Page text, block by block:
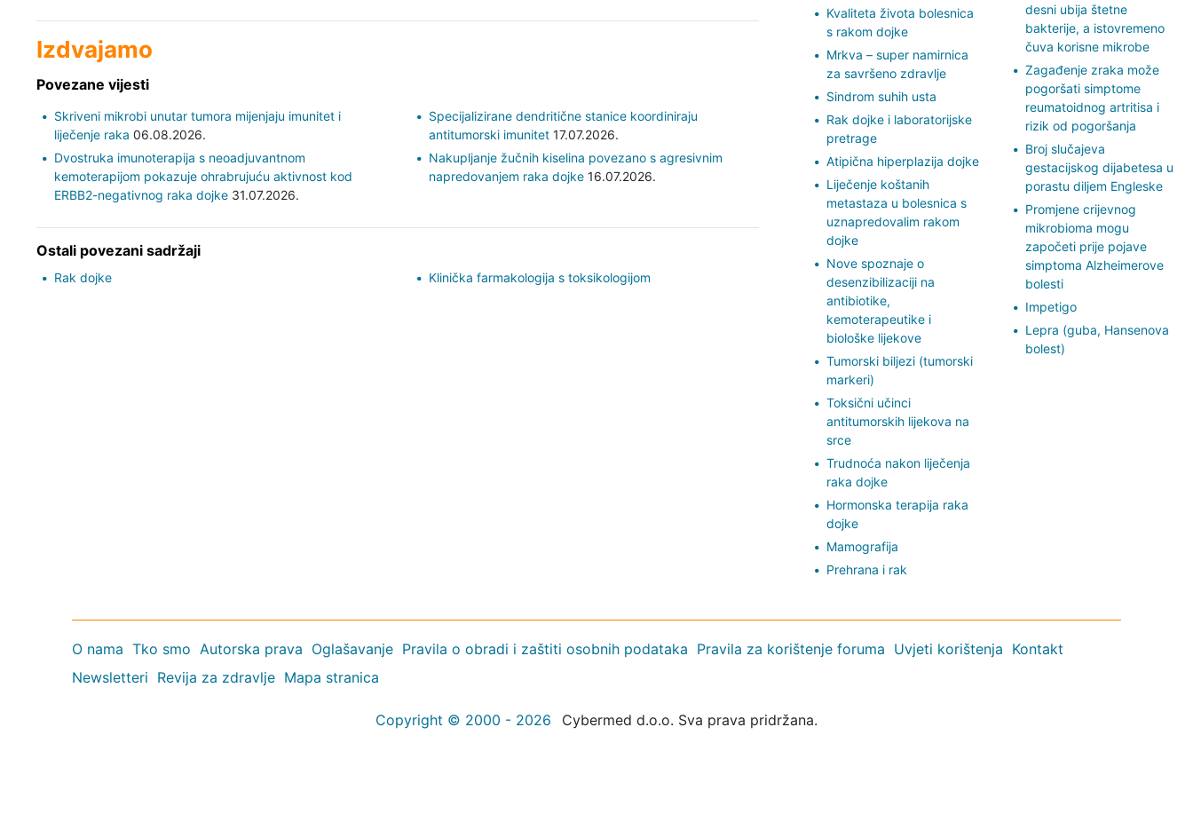
Izdvajamo
Povezane vijesti
Skriveni mikrobi unutar tumora mijenjaju imunitet i
liječenje raka 06.08.2026.
Dvostruka imunoterapija s neoadjuvantnom
kemoterapijom pokazuje ohrabrujuću aktivnost kod
ERBB2-negativnog raka dojke31.07.2026.
Specijalizirane dendritične stanice koordiniraju
antitumorski imunitet 17.07.2026.
Nakupljanje žučnih kiselina povezano s agresivnim
napredovanjem raka dojke 16.07.2026.
Ostali povezani sadržaji
Rak dojke Klinička farmakologija s toksikologijom
Kvaliteta života bolesnica
s rakom dojke
Mrkva – super namirnica
za savršeno zdravlje
Sindrom suhih usta
Rak dojke i laboratorijske
pretrage
Atipična hiperplazija dojke
Liječenje koštanih
metastaza u bolesnica s
uznapredovalim rakom
dojke
Nove spoznaje o
desenzibilizaciji na
antibiotike,
kemoterapeutike i
biološke lijekove
Tumorski biljezi (tumorski
markeri)
Toksični učinci
antitumorskih lijekova na
srce
Trudnoća nakon liječenja
raka dojke
Hormonska terapija raka
dojke
Mamografija
Prehrana i rak
desni ubija štetne
bakterije, a istovremeno
čuva korisne mikrobe
Zagađenje zraka može
pogoršati simptome
reumatoidnog artritisa i
rizik od pogoršanja
Broj slučajeva
gestacijskog dijabetesa u
porastu diljem Engleske
Promjene crijevnog
mikrobioma mogu
započeti prije pojave
simptoma Alzheimerove
bolesti
Impetigo
Lepra (guba, Hansenova
bolest)
O nama Tko smo Autorska prava Oglašavanje Pravila o obradi i zaštiti osobnih podataka Pravila za korištenje foruma Uvjeti korištenja Kontakt
Newsletteri Revija za zdravlje Mapa stranica
Copyright © 2000 - 2026 Cybermed d.o.o. Sva prava pridržana.